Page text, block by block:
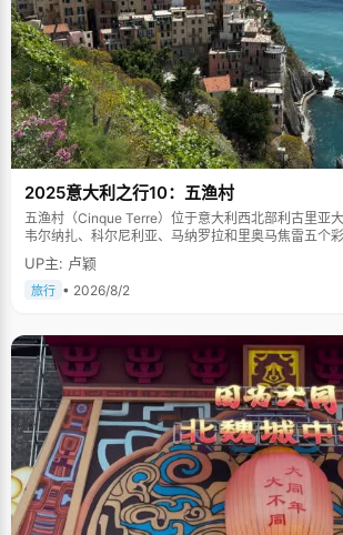
2025意大利之行10：五渔村
五渔村（Cinque Terre）位于意大利西北部利古里亚大
韦尔纳扎、科尔尼利亚、马纳罗拉和里奥马焦雷五个
山傍海，房屋色彩斑斓，1997年被列为世界文化遗产。
UP主: 卢颖
旅行 • 2026/8/2